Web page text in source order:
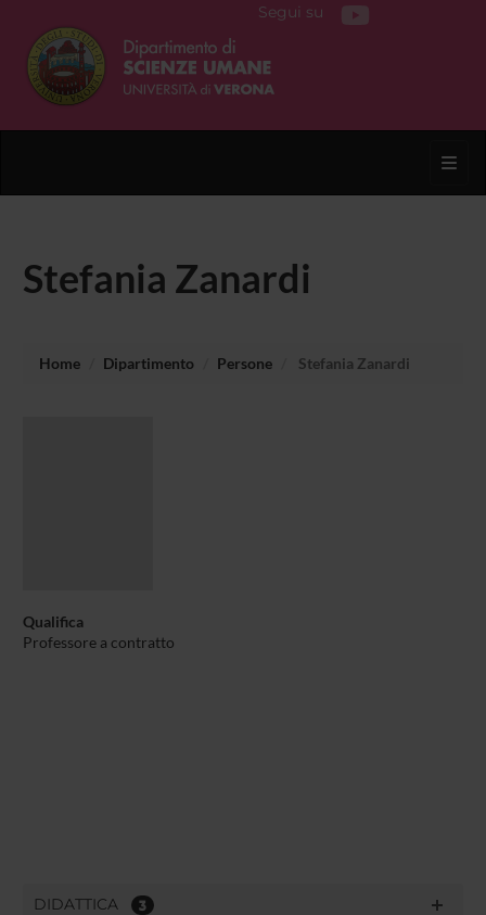
Segui su
Stefania Zanardi
Home Dipartimento Persone Stefania Zanardi
Qualifica
Professore a contratto
DIDATTICA 3